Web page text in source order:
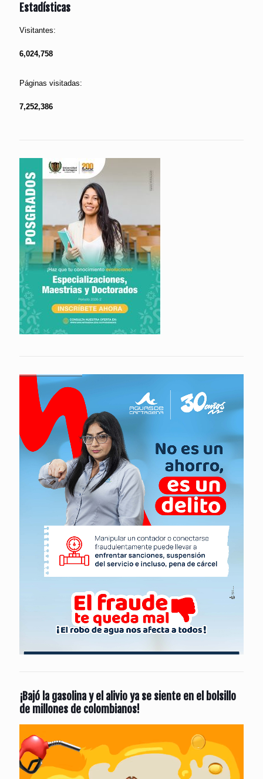
Estadísticas
Visitantes:
6,024,758
Páginas visitadas:
7,252,386
¡Bajó la gasolina y el alivio ya se siente en el bolsillo
de millones de colombianos!
de
vídeo